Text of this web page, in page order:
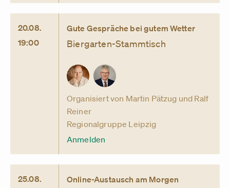
20.08.
19:00
Gute Gespräche bei gutem Wetter
Biergarten-Stammtisch
Organisiert von Martin Pätzug und Ralf
Reiner
Regionalgruppe Leipzig
Anmelden
25.08.
Online-Austausch am Morgen